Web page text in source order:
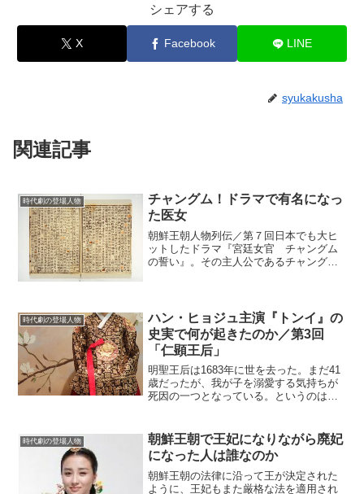
シェアする
X Facebook LINE
syukakusha
関連記事
時代劇の登場人物
チャングム！ドラマで有名になっ
た医女
朝鮮王朝人物列伝／第７回日本でも大ヒ
ットしたドラマ『宮廷女官 チャングム
の誓い』。その主人公であるチャングム
今）は、朝鮮王朝の公的な歴史...
時代劇の登場人物
ハン・ヒョジュ主演『トンイ』の
史実で何が起きたのか／第3回
「仁顕王后」
明聖王后は1683年に世を去った。まだ41
歳だったが、我が子を溺愛する気持ちが
死因の一つとなっている。というのは、
下には母様の悪霊がとりついています”と
指摘され、自ら身...
時代劇の登場人物
朝鮮王朝で王妃になりながら廃妃
になった人は誰なのか
朝鮮王朝の法律に沿って王が決定された
ように、王妃もまた厳格な法を適用され